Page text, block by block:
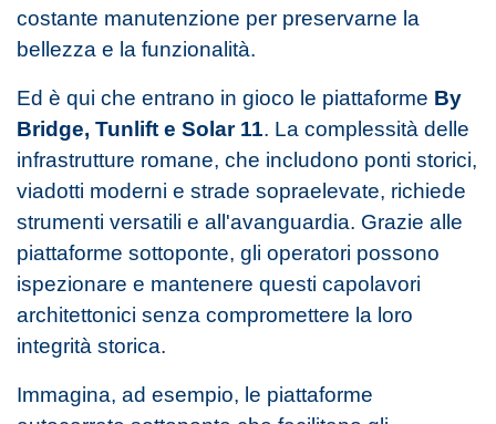
costante manutenzione per preservarne la
bellezza e la funzionalità.
Ed è qui che entrano in gioco le piattaforme By
Bridge, Tunlift e Solar 11. La complessità delle
infrastrutture romane, che includono ponti storici,
viadotti moderni e strade sopraelevate, richiede
strumenti versatili e all'avanguardia. Grazie alle
piattaforme sottoponte, gli operatori possono
ispezionare e mantenere questi capolavori
architettonici senza compromettere la loro
integrità storica.
Immagina, ad esempio, le piattaforme